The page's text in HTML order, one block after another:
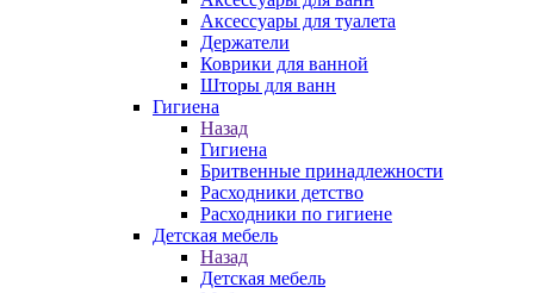
Аксессуары для туалета
Держатели
Коврики для ванной
Шторы для ванн
Гигиена
Назад
Гигиена
Бритвенные принадлежности
Расходники детство
Расходники по гигиене
Детская мебель
Назад
Детская мебель